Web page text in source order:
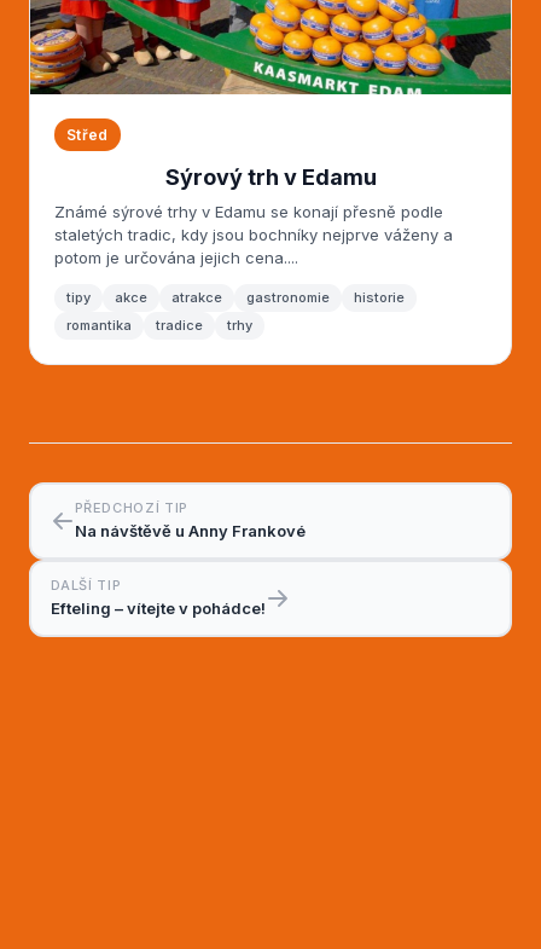
Střed
Sýrový trh v Edamu
Známé sýrové trhy v Edamu se konají přesně podle
staletých tradic, kdy jsou bochníky nejprve váženy a
potom je určována jejich cena....
tipy akce atrakce gastronomie
historie
romantika
tradice trhy
PŘEDCHOZÍ TIP
Na návštěvě u Anny Frankové
DALŠÍ TIP
Efteling – vítejte v pohádce!